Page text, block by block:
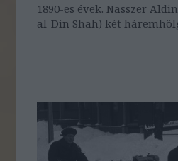
1890-es évek. Nasszer
al-Din Shah) két